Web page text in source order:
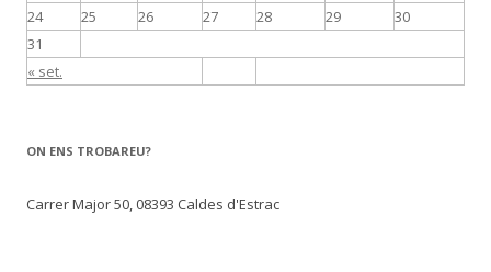
« set.
24
25 26 27 28 29
30
31
ON ENS TROBAREU?
Carrer Major 50, 08393 Caldes d'Estrac